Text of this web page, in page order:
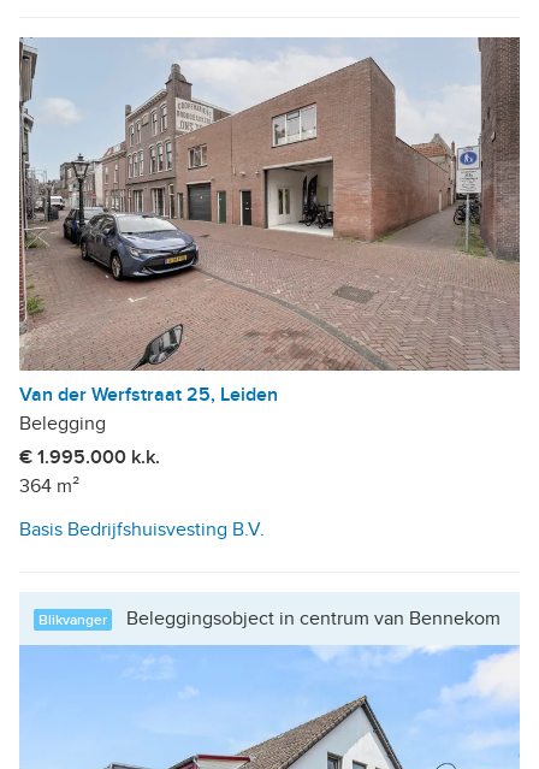
Van der Werfstraat 25, Leiden
Belegging
€ 1.995.000 k.k.
364 m²
Basis Bedrijfshuisvesting B.V.
Blikvanger Beleggingsobject in centrum van Bennekom